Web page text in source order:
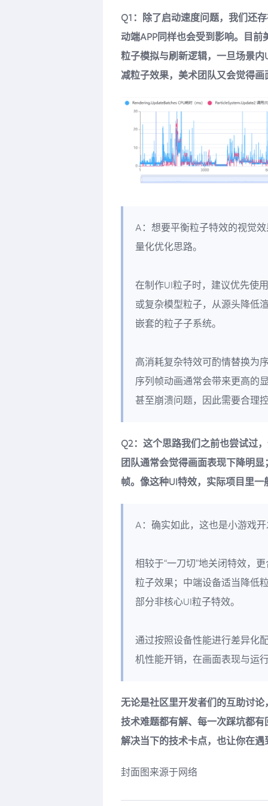
Q1：除了启动速度问题，我们还
动端APP同样也会受到影响。目
粒子模拟与刷新逻辑，一旦场景
减粒子效果，美术团队又会觉得
A：想要平衡粒子特效的视觉
量化优化思路。
在制作UI粒子时，建议优先使
或复杂模型粒子，从源头降低
嵌套的粒子子系统。
高消耗复杂特效可酌情替换为
序列帧动画通常会带来更高的
甚至崩溃问题，因此需要合理
Q2：这个思路我们之前也尝试过
团队通常会觉得画面表现下降明
帧。像这种UI特效，实际项目里一
A：确实如此，这也是小游戏
相较于“一刀切”地关闭特效，
粒子效果；中端设备适当降低
部分非核心UI粒子特效。
通过按照设备性能进行差异化
机性能开销，在画面表现与运
无论是社区里开发者们的互助讨
技术难题都有解、每一次踩坑都
解决当下的技术卡点，也让你在
封面图来源于网络